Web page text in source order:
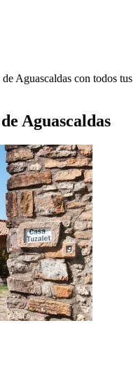
Aguascaldas con todos tus
Aguascaldas